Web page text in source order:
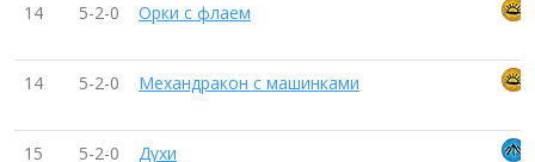
14 5-2-0 Орки с флаем
14 5-2-0 Механдракон с машинками
15 5-2-0 Духи